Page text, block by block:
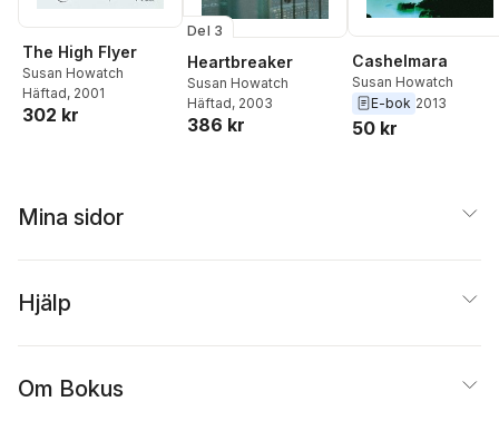
The High Flyer
Susan Howatch
Häftad, 2001
302 kr
Del 3
Heartbreaker
Susan Howatch
Häftad, 2003
386 kr
Cashelmara
Susan Howatch
E-bok 2013
50 kr
Mina sidor
Hjälp
Om Bokus